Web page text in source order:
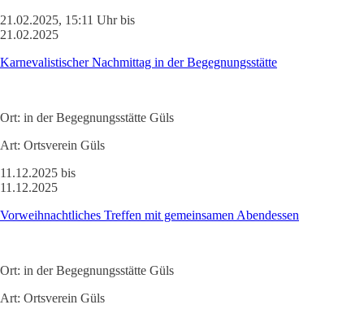
21.02.2025, 15:11 Uhr bis
21.02.2025
Karnevalistischer Nachmittag in der Begegnungsstätte
Ort: in der Begegnungsstätte Güls
Art: Ortsverein Güls
11.12.2025 bis
11.12.2025
Vorweihnachtliches Treffen mit gemeinsamen Abendessen
Ort: in der Begegnungsstätte Güls
Art: Ortsverein Güls